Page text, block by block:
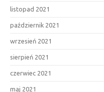
listopad 2021
październik 2021
wrzesień 2021
sierpień 2021
czerwiec 2021
maj 2021